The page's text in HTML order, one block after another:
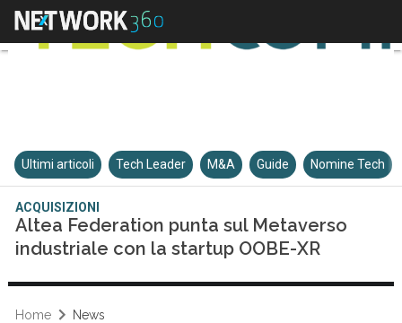
Ultimi articoli Tech Leader M&A Guide Nomine Tech
ACQUISIZIONI
Altea Federation punta sul Metaverso
industriale con la startup OOBE-XR
Home News